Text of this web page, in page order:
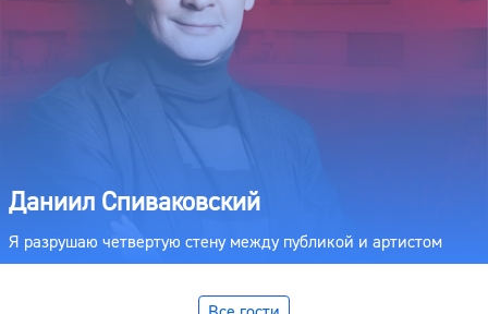
Даниил Спиваковский
Я разрушаю четвертую стену между публикой и артистом